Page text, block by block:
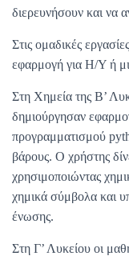
διερευνήσουν και να
Στις ομαδικές
εφαρμογή για Η/Υ ή
Στη Χημεία της Β’
δημιούργησαν
προγραμματισμού
βάρους. Ο χρήστης
χρησιμοποιώντας
χημικά σύμβολα και
ένωσης.
Στη Γ’ Λυκείου οι